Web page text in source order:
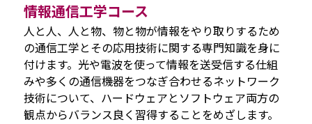
情報通信工学コース
人と人、人と物、物と物が情報をやり取りするため
の通信工学とその応用技術に関する専門知識を身に
付けます。光や電波を使って情報を送受信する仕組
みや多くの通信機器をつなぎ合わせるネットワーク
技術について、ハードウェアとソフトウェア両方の
観点からバランス良く習得することをめざします。